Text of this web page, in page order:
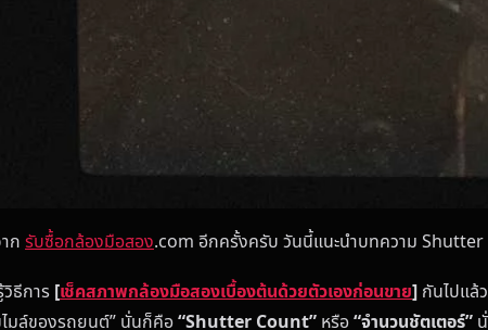
ก รับซื้อกล้องมือสอง.com อีกครั้งครับ วันนี้แนะนำบทความ Shutter
วิธีการ [เช็คสภาพกล้องมือสองเบื้องต้นด้วยตัวเองก่อนขาย] กันไปแล้
ไมล์ของรถยนต์” นั่นก็คือ“Shutter Count” หรือ“จำนวนชัตเตอร์”